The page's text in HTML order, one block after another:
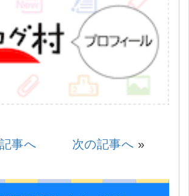
事へ 次の記事へ »